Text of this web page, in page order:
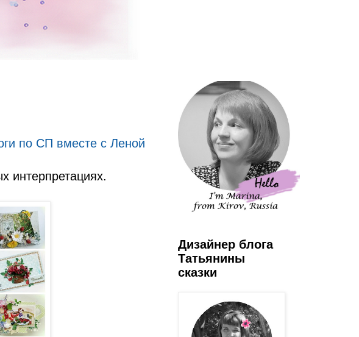
по СП вместе с Леной
интерпретациях.
Дизайнер блога
Татьянины
сказки